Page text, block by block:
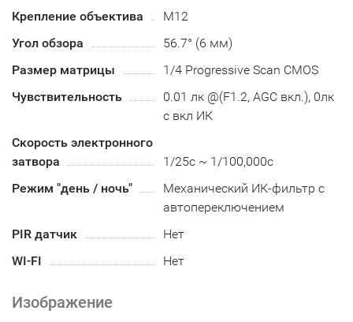
Крепление объектива
М12
Угол обзора
56.7° (6 мм)
Размер матрицы
1/4 Progressive Scan CMOS
Чувствительность
0.01 лк @(F1.2, AGC вкл.), 0лк
с вкл ИК
Скорость электронного
затвора
1/25с ~ 1/100,000с
Режим "день / ночь"
Механический ИК-фильтр с
автопереключением
PIR датчик
Нет
WI-FI
Нет
Изображение